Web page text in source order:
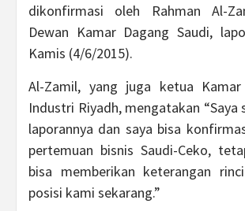
dikonfirmasi oleh Rahman Al-
Dewan Kamar Dagang Saudi,
Kamis (4/6/2015).
Al-Zamil, yang juga ketua
Industri Riyadh, mengatakan “Saya
laporannya dan saya bisa
pertemuan bisnis Saudi-Ceko,
bisa memberikan keterangan
posisi kami sekarang.”